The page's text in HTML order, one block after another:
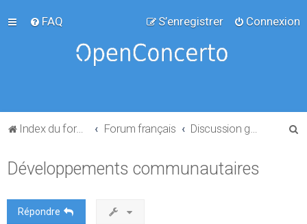
FAQ Connexion
S’enregistrer
Index du forum Forum français
Développements communautaires
Répondre